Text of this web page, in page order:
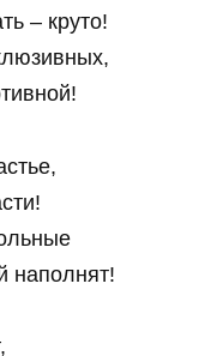
– круто!
наполнят!